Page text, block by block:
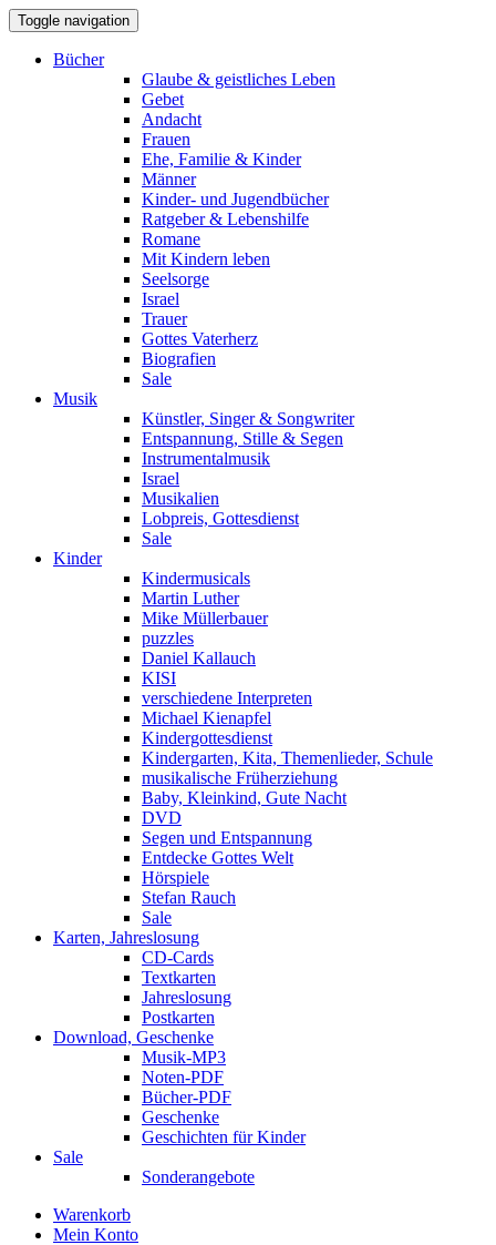
Toggle navigation
Bücher
Glaube & geistliches Leben
Gebet
Andacht
Frauen
Ehe, Familie & Kinder
Männer
Kinder- und Jugendbücher
Ratgeber & Lebenshilfe
Romane
Mit Kindern leben
Seelsorge
Israel
Trauer
Gottes Vaterherz
Biografien
Sale
Musik
Künstler, Singer & Songwriter
Entspannung, Stille & Segen
Instrumentalmusik
Israel
Musikalien
Lobpreis, Gottesdienst
Sale
Kinder
Kindermusicals
Martin Luther
Mike Müllerbauer
puzzles
Daniel Kallauch
KISI
verschiedene Interpreten
Michael Kienapfel
Kindergottesdienst
Kindergarten, Kita, Themenlieder, Schule
musikalische Früherziehung
Baby, Kleinkind, Gute Nacht
DVD
Segen und Entspannung
Entdecke Gottes Welt
Hörspiele
Stefan Rauch
Sale
Karten, Jahreslosung
CD-Cards
Textkarten
Jahreslosung
Postkarten
Download, Geschenke
Musik-MP3
Noten-PDF
Bücher-PDF
Geschenke
Geschichten für Kinder
Sale
Sonderangebote
Warenkorb
Mein Konto